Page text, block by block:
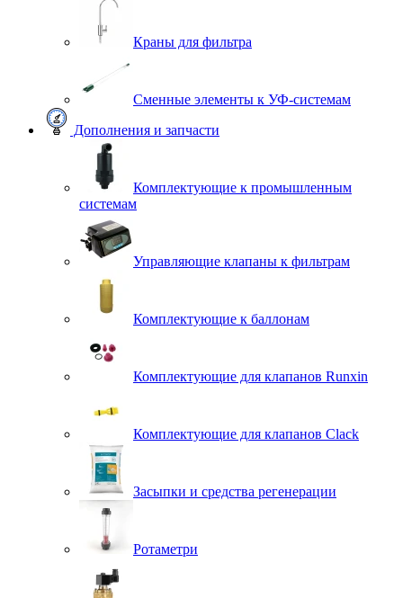
Краны для фильтра
Сменные элементы к УФ-системам
Дополнения и запчасти
Комплектующие к промышленным
системам
Управляющие клапаны к фильтрам
Комплектующие к баллонам
Комплектующие для клапанов Runxin
Комплектующие для клапанов Clack
Засыпки и средства регенерации
Ротаметри